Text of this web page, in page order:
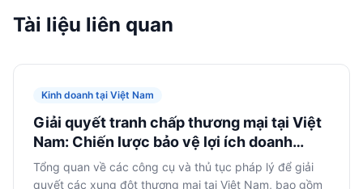
Tài liệu liên quan
Kinh doanh tại Việt Nam
Giải quyết tranh chấp thương mại tại Việt
Nam: Chiến lược bảo vệ lợi ích doanh
nghiệp nước ngoài
Tổng quan về các công cụ và thủ tục pháp lý để giải
quyết các xung đột thương mại tại Việt Nam, bao gồm